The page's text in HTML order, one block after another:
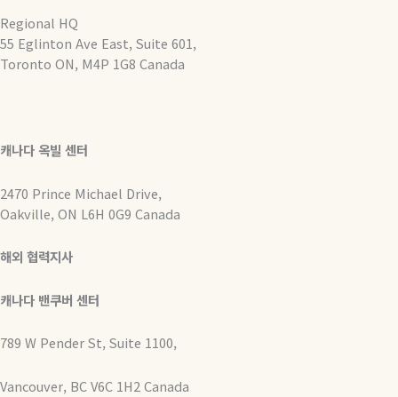
Regional HQ
55 Eglinton Ave East, Suite 601,
Toronto ON, M4P 1G8 Canada
캐나다 옥빌 센터
2470 Prince Michael Drive,
Oakville, ON L6H 0G9 Canada
해외 협력지사
캐나다 밴쿠버 센터
789 W Pender St, Suite 1100,
Vancouver, BC V6C 1H2 Canada